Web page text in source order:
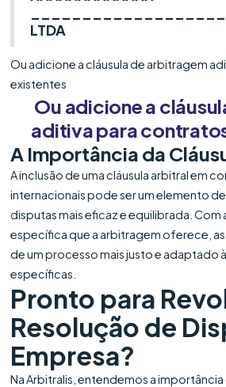
LTDA
Ou adicione a cláusula de arbitragem
existentes
Ou adicione a
aditiva para
A Importância da
A inclusão de uma cláusula arbitral em
internacionais pode ser um elemento
disputas mais eficaz e equilibrada.
específica que a arbitragem oferece,
de um processo mais justo e adaptado
específicas.
Pronto para
Resolução de
Empresa?
Na Arbitralis, entendemos a